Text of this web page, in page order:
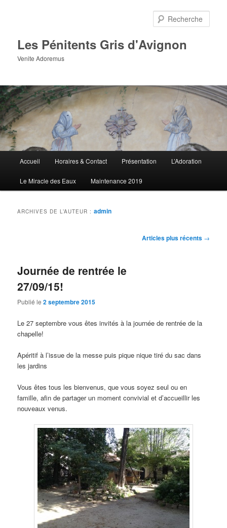
Les Pénitents Gris d'Avignon
Venite Adoremus
principal
Accueil Horaires & Contact Présentation L’Adoration
Le Miracle des Eaux Maintenance 2019
ARCHIVES DE L’AUTEUR :admin
Articles plus récents →
Journée de rentrée le
27/09/15!
Publié le2 septembre 2015
Le 27 septembre vous êtes invités à la journée de rentrée de la
chapelle!
Apéritif à l’issue de la messe puis pique nique tiré du sac dans
les jardins
Vous êtes tous les bienvenus, que vous soyez seul ou en
famille, afin de partager un moment convivial et d’accueillir les
nouveaux venus.